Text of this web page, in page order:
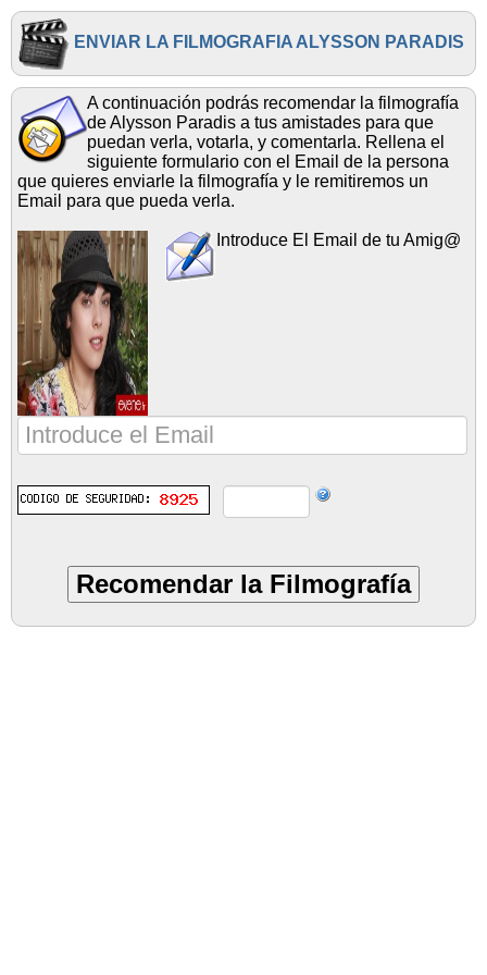
ENVIAR LA FILMOGRAFIA ALYSSON PARADIS
A continuación podrás recomendar la filmografía
de Alysson Paradis a tus amistades para que
puedan verla, votarla, y comentarla. Rellena el
siguiente formulario con el Email de la persona
que quieres enviarle la filmografía y le remitiremos un
Email para que pueda verla.
Introduce El Email de tu Amig@